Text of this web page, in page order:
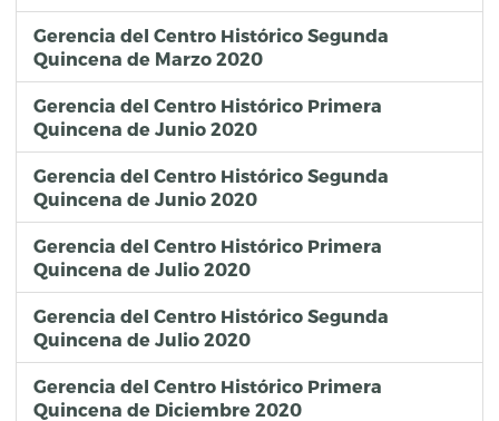
Gerencia del Centro Histórico Segunda
Quincena de Marzo 2020
Gerencia del Centro Histórico Primera
Quincena de Junio 2020
Gerencia del Centro Histórico Segunda
Quincena de Junio 2020
Gerencia del Centro Histórico Primera
Quincena de Julio 2020
Gerencia del Centro Histórico Segunda
Quincena de Julio 2020
Gerencia del Centro Histórico Primera
Quincena de Diciembre 2020